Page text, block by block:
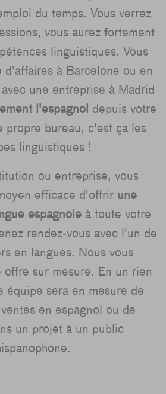
du temps. Vous verrez
vous aurez fortement
linguistiques. Vous
d'affaires à Barcelone ou en
une entreprise à Madrid
l'espagnol depuis votre
propre bureau, c'est ça les
linguistiques !
ou entreprise, vous
efficace d'offrir une
espagnoleà toute votre
rendez-vous avec l'un de
en langues. Nous vous
offre sur mesure. En un rien
équipe sera en mesure de
en espagnol ou de
un projet à un public